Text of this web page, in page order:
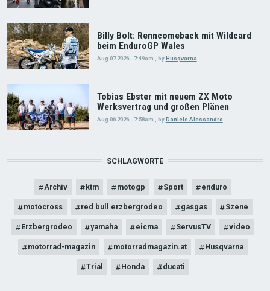
Billy Bolt: Renncomeback mit Wildcard
beim EnduroGP Wales
Aug 07 2026 - 7:49am , byHusqvarna
Tobias Ebster mit neuem ZX Moto
Werksvertrag und großen Plänen
Aug 06 2026 - 7:58am byDaniele Alessandro
SCHLAGWORTE
Archiv ktm motogp Sport enduro
motocross red bull erzbergrodeo gasgas Szene
Erzbergrodeo yamaha eicma ServusTV video
motorrad-magazin motorradmagazin.at Husqvarna
Trial Honda ducati